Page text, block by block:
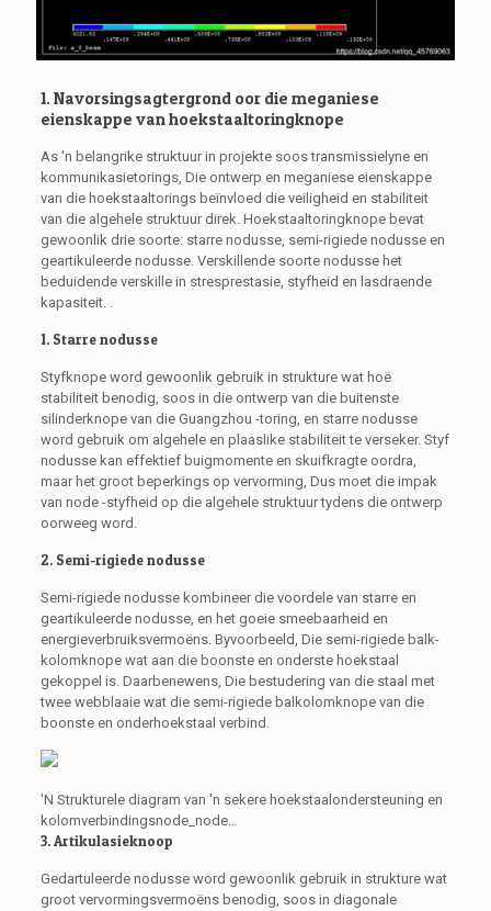
1. Navorsingsagtergrond oor die meganiese
eienskappe van hoekstaaltoringknope
As 'n belangrike struktuur in projekte soos transmissielyne en
kommunikasietorings, Die ontwerp en meganiese eienskappe
van die hoekstaaltorings beïnvloed die veiligheid en stabiliteit
van die algehele struktuur direk. Hoekstaaltoringknope bevat
gewoonlik drie soorte: starre nodusse, semi-rigiede nodusse en
geartikuleerde nodusse. Verskillende soorte nodusse het
beduidende verskille in stresprestasie, styfheid en lasdraende
kapasiteit. .
1. Starre nodusse
Styfknope word gewoonlik gebruik in strukture wat hoë
stabiliteit benodig, soos in die ontwerp van die buitenste
silinderknope van die Guangzhou -toring, en starre nodusse
word gebruik om algehele en plaaslike stabiliteit te verseker. Styf
nodusse kan effektief buigmomente en skuifkragte oordra,
maar het groot beperkings op vervorming, Dus moet die impak
van node -styfheid op die algehele struktuur tydens die ontwerp
oorweeg word.
2. Semi-rigiede nodusse
Semi-rigiede nodusse kombineer die voordele van starre en
geartikuleerde nodusse, en het goeie smeebaarheid en
energieverbruiksvermoëns. Byvoorbeeld, Die semi-rigiede balk-
kolomknope wat aan die boonste en onderste hoekstaal
gekoppel is. Daarbenewens, Die bestudering van die staal met
twee webblaaie wat die semi-rigiede balkolomknope van die
boonste en onderhoekstaal verbind.
'N Strukturele diagram van 'n sekere hoekstaalondersteuning en
kolomverbindingsnode_node…
3. Artikulasieknoop
Gedartuleerde nodusse word gewoonlik gebruik in strukture wat
groot vervormingsvermoëns benodig, soos in diagonale